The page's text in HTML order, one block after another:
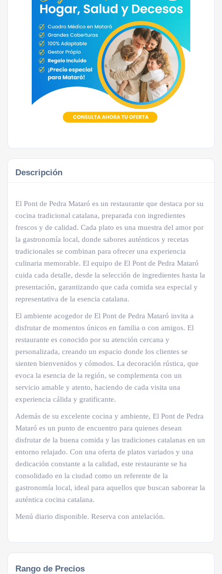
Descripción
El Pont de Pedra Mataró es un restaurante que destaca por su
cocina tradicional catalana, preparada con ingredientes
frescos y de calidad. Cada plato es una muestra del amor por
la gastronomía local, donde sabores auténticos y recetas
tradicionales se combinan para ofrecer una experiencia
culinaria memorable. El equipo de El Pont de Pedra Mataró
cuida cada detalle, desde la selección de ingredientes hasta la
presentación, garantizando que cada comida sea especial y
representativa de la esencia catalana.
El ambiente acogedor de El Pont de Pedra Mataró invita a
disfrutar de momentos únicos en familia o con amigos. El
restaurante es conocido por su atención cercana y
personalizada, creando un espacio donde los clientes se
sienten bienvenidos y cómodos. La decoración rústica, que
evoca la esencia de la región, se complementa con un
servicio amable y atento, haciendo de cada visita una
experiencia cálida y gratificante.
Además de su excelente cocina y ambiente, El Pont de Pedra
Mataró es un punto de encuentro para quienes desean
disfrutar de la buena comida y las tradiciones catalanas en un
entorno relajado. Con una oferta de platos variados y una
dedicación constante a la calidad, este restaurante se ha
consolidado en la ciudad como un referente de la
gastronomía local, ideal para aquellos que buscan saborear la
auténtica cocina catalana.
Menú diario disponible. Reserva con antelación.
Rango de Precios